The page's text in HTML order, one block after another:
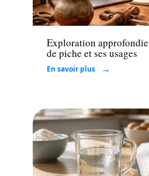
Loisirs
Exploration
de piche et ses usages
En savoir plus
Maison